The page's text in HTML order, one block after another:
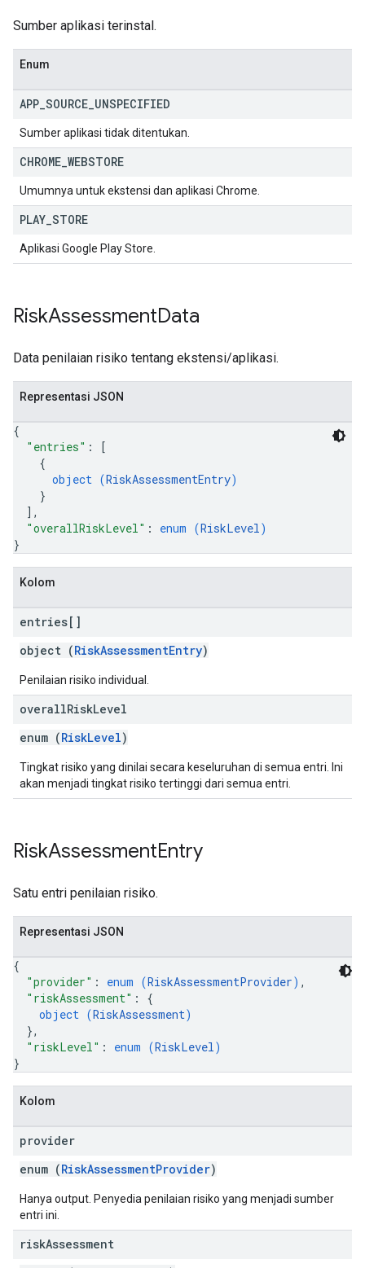
Sumber aplikasi terinstal.
Enum
APP SOURCE UNSPECIFIED
Sumber aplikasi tidak ditentukan.
CHROME WEBSTORE
Umumnya untuk ekstensi dan aplikasi Chrome.
PLAY STORE
Aplikasi Google Play Store.
RiskAssessmentData
Data penilaian risiko tentang ekstensi/aplikasi.
Representasi JSON
{
"entries" :
[
{
object (RiskAssessmentEntry)
}
] ,
"overallRiskLevel" : enum (RiskLevel)
}
Kolom
entries[]
object (RiskAssessmentEntry)
Penilaian risiko individual.
overallRiskLevel
enum (RiskLevel)
Tingkat risiko yang dinilai secara keseluruhan di semua entri. Ini
akan menjadi tingkat risiko tertinggi dari semua entri.
RiskAssessmentEntry
Satu entri penilaian risiko.
Representasi JSON
{
"provider" : enum (RiskAssessmentProvider) ,
"riskAssessment" : {
object (RiskAssessment)
},
"riskLevel" : enum (RiskLevel)
}
Kolom
provider
enum (RiskAssessmentProvider)
Hanya output. Penyedia penilaian risiko yang menjadi sumber
entri ini.
riskAssessment